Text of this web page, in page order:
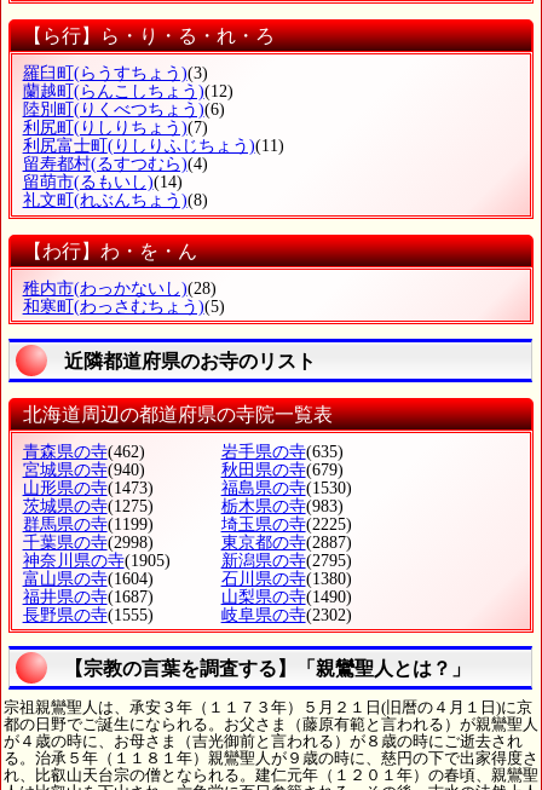
【ら行】ら・り・る・れ・ろ
羅臼町 (らうすちょう)(3)
蘭越町 (らんこしちょう)(12)
陸別町 (りくべつちょう)(6)
利尻町 (りしりちょう)(7)
利尻富士町 (りしりふじちょう)(11)
留寿都村(るすつむら)(4)
留萌市(るもいし)(14)
礼文町 (れぶんちょう)(8)
【わ行】わ・を・ん
稚内市(わっかないし)(28)
和寒町 (わっさむちょう)(5)
近隣都道府県のお寺のリスト
北海道周辺の都道府県の寺院一覧表
青森県の寺(462) 岩手県の寺(635)
宮城県の寺(940) 秋田県の寺(679)
山形県の寺(1473) 福島県の寺(1530)
茨城県の寺(1275) 栃木県の寺(983)
群馬県の寺(1199) 埼玉県の寺(2225)
千葉県の寺(2998) 東京都の寺(2887)
神奈川県の寺(1905) 新潟県の寺(2795)
富山県の寺(1604) 石川県の寺(1380)
福井県の寺(1687) 山梨県の寺(1490)
長野県の寺(1555) 岐阜県の寺(2302)
【宗教の言葉を調査する】「親鸞聖人とは？」
宗祖親鸞聖人は、承安３年（１１７３年）５月２１日(旧暦の４月１日)に京
都の日野でご誕生になられる。お父さま（藤原有範と言われる）が親鸞聖人
が４歳の時に、お母さま（吉光御前と言われる）が８歳の時にご逝去され
る。治承５年（１１８１年）親鸞聖人が９歳の時に、慈円の下で出家得度さ
れ、比叡山天台宗の僧となられる。建仁元年（１２０１年）の春頃、親鸞聖